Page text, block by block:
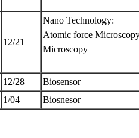
12/21
Nano Technology:
Atomic force
Microscopy
12/28
Biosensor
1/04 Biosnesor